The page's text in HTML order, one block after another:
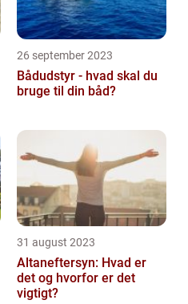
26 september 2023
Bådudstyr - hvad skal du
bruge til din båd?
31 august 2023
Altaneftersyn: Hvad er
det og hvorfor er det
vigtigt?